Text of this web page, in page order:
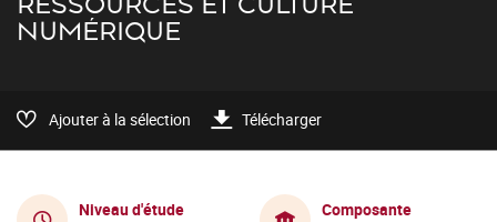
NUMÉRIQUE
Ajouter à la sélection Télécharger
Niveau d'étude
Composante